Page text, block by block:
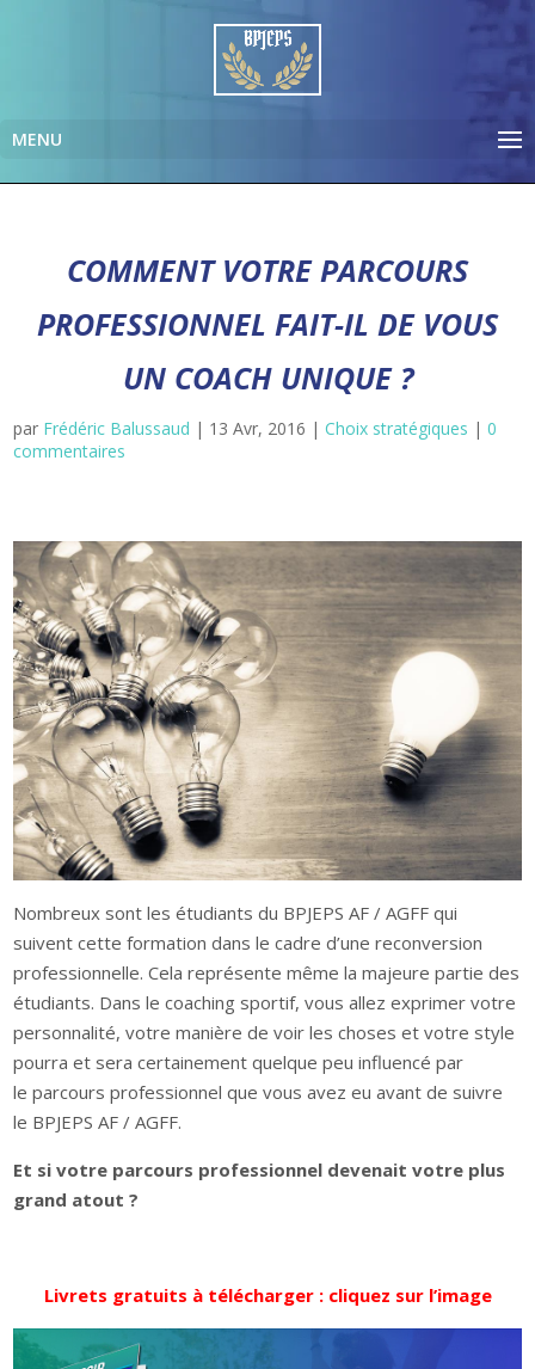
COMMENT VOTRE PARCOURS
PROFESSIONNEL FAIT-IL DE VOUS
UN COACH UNIQUE ?
par Frédéric Balussaud | 13 Avr, 2016 |Choix stratégiques |0
commentaires
Nombreux sont les étudiants du BPJEPS AF / AGFF qui
suivent cette formation dans le cadre d’une reconversion
professionnelle. Cela représente même la majeure partie des
étudiants. Dans le coaching sportif, vous allez exprimer votre
personnalité, votre manière de voir les choses et votre style
pourra et sera certainement quelque peu influencé par
le parcours professionnel que vous avez eu avant de suivre
le BPJEPS AF / AGFF.
Et si votre parcours professionnel devenait votre plus
grand atout ?
Livrets gratuits à télécharger : cliquez sur l’image